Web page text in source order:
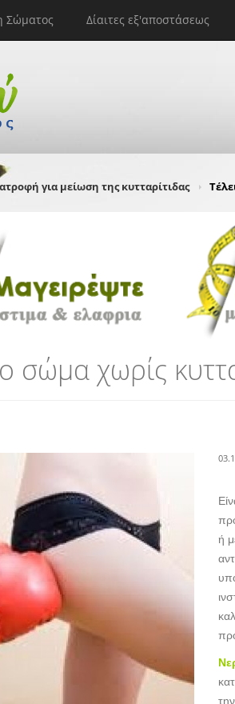
Σώματος Δίαιτες εξ'αποστάσεως
για μείωση της κυτταρίτιδας
σώμα χωρίς
ή